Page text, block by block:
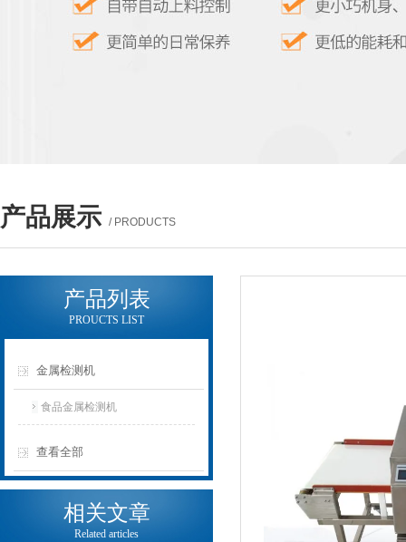
产品展示 / PRODUCTS
产品列表
PROUCTS LIST
金属检测机
食品金属检测机
查看全部
相关文章
Related articles